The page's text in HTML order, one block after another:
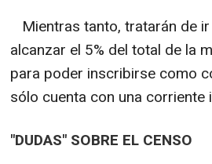
Mientras tanto, tratarán de
alcanzar el 5% del total de la
para poder inscribirse como
sólo cuenta con una corriente
"DUDAS" SOBRE EL CENSO